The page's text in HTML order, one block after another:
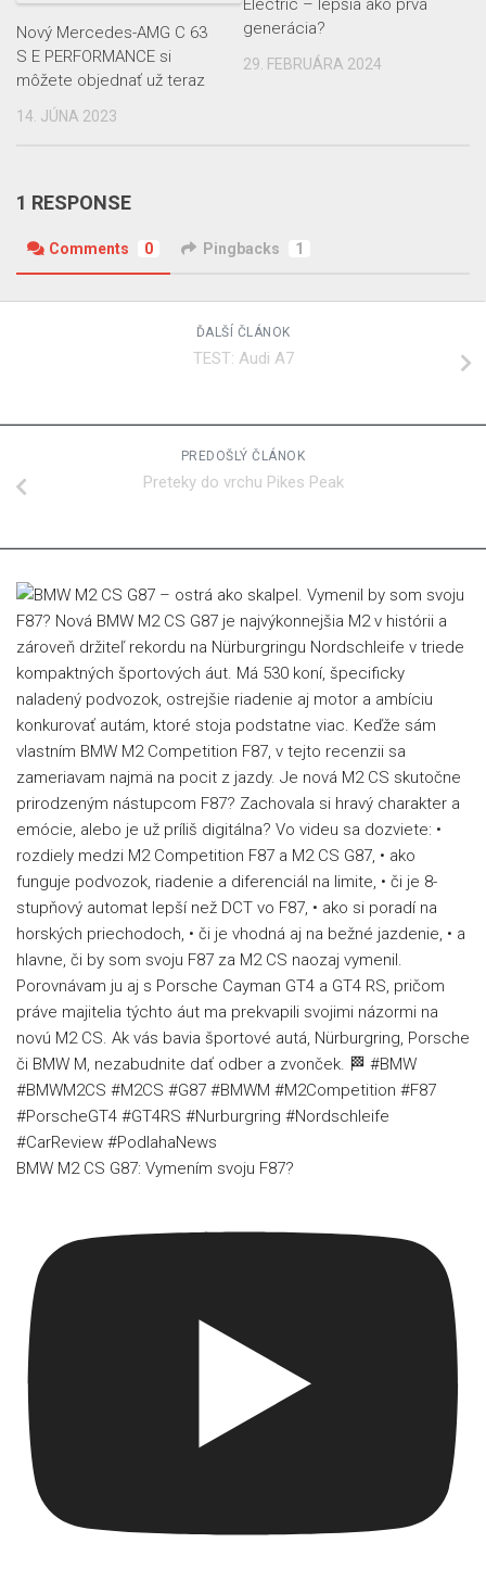
Nový Mercedes-AMG C 63
S E PERFORMANCE si
môžete objednať už teraz
14. JÚNA 2023
Electric – lepšia ako prvá
generácia?
29. FEBRUÁRA 2024
1 RESPONSE
Comments 0 Pingbacks 1
ĎALŠÍ ČLÁNOK
TEST: Audi A7
PREDOŠLÝ ČLÁNOK
Preteky do vrchu Pikes Peak
BMW M2 CS G87: Vymením svoju F87?